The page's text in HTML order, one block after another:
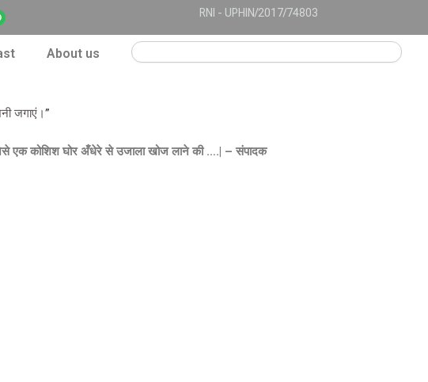
RNI - UPHIN/2017/74803
About us Search
जगाएं।”
एक कोशिश घोर अँधेरे से उजाला खोज लाने की ….| – संपादक